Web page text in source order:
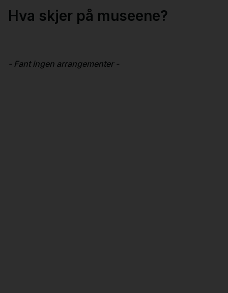
Hva skjer på museene?
- Fant ingen arrangementer -